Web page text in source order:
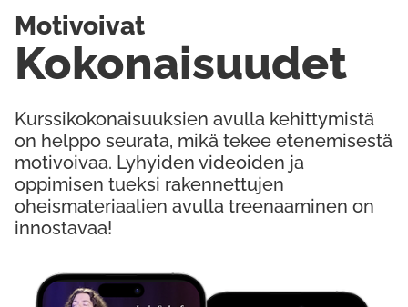
Kurssikokonaisuuksien avulla kehittymistä
on helppo seurata, mikä tekee etenemisestä
motivoivaa. Lyhyiden videoiden ja
oppimisen tueksi rakennettujen
oheismateriaalien avulla treenaaminen on
innostavaa!
Kokonaisuudet
Motivoivat